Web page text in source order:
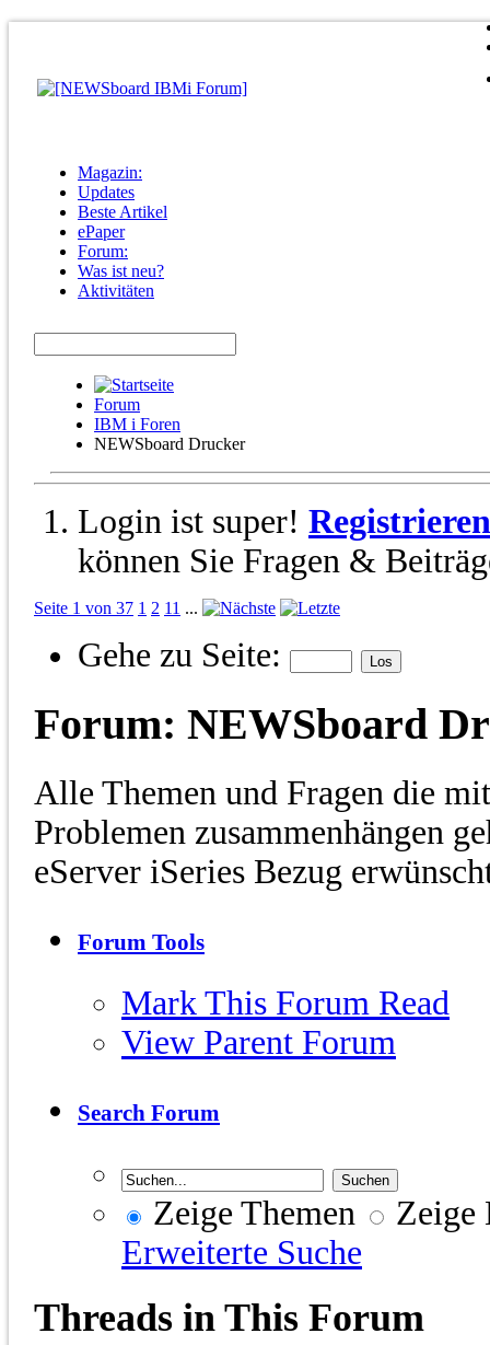
Magazin:
Updates
Beste Artikel
ePaper
Forum:
Was ist neu?
Aktivitäten
Forum
IBM i Foren
NEWSboard Drucker
Login ist super! Registrieren
können Sie Fragen &
Seite 1 von 37 1 2 11 ...
Gehe zu Seite:
Forum: NEWSboard
Alle Themen und Fragen die
Problemen zusammenhängen
eServer iSeries Bezug
Forum Tools
Mark This Forum Read
View Parent Forum
Search Forum
Zeige Themen
Zeige
Erweiterte Suche
Threads in This Forum